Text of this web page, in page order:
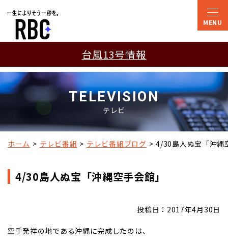
台風13号情報
TELEVISION
テレビ
ホーム テレビ番組 テレビ番組ブログ 4/30島人ぬ宝「沖縄
4/30島人ぬ宝「沖縄空手会館」
投稿日：2017年4月30日
空手発祥の地である沖縄に完成したのは、